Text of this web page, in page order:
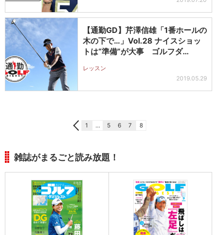
【通勤GD】芹澤信雄「1番ホールの
木の下で…」Vol.28 ナイスショッ
トは“準備”が大事 ゴルフダ…
レッスン
2019.05.29
1 … 5 6 7 8
雑誌がまるごと読み放題！